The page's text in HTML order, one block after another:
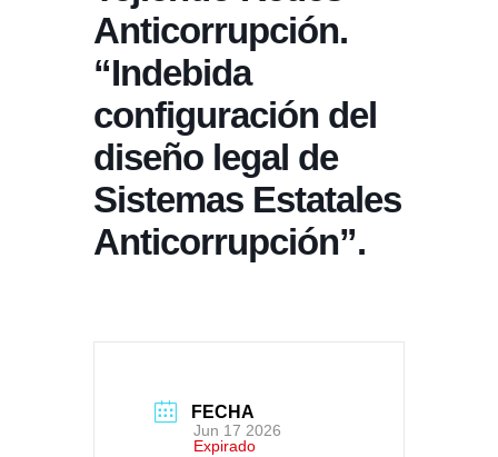
Anticorrupción.
“Indebida
configuración del
diseño legal de
Sistemas Estatales
Anticorrupción”.
FECHA
Jun 17 2026
Expirado